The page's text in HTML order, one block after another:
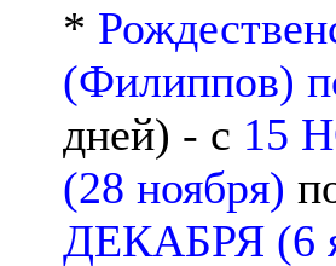
*
(Филиппов)
дней) - с 15
(28 ноября)
ДЕКАБРЯ (6